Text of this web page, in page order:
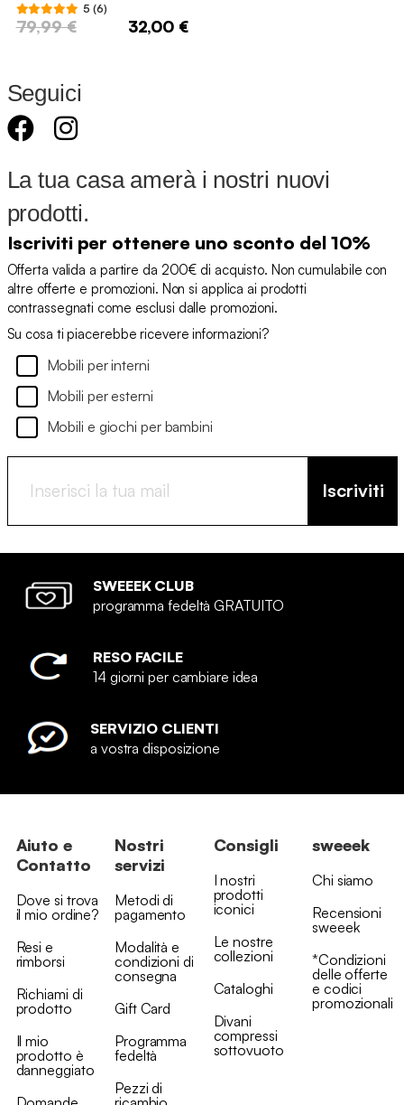
5 (6)
79,99 € 32,00 €
Seguici
La tua casa amerà i nostri nuovi
prodotti.
Iscriviti per ottenere uno sconto del 10%
Offerta valida a partire da 200€ di acquisto. Non cumulabile con
altre offerte e promozioni. Non si applica ai prodotti
contrassegnati come esclusi dalle promozioni.
Su cosa ti piacerebbe ricevere informazioni?
Mobili per interni
Mobili per esterni
Mobili e giochi per bambini
Iscriviti
SWEEEK CLUB
programma fedeltà GRATUITO
RESO FACILE
14 giorni per cambiare idea
SERVIZIO CLIENTI
a vostra disposizione
Aiuto e
Contatto
Dove si trova
il mio ordine?
Resi e
rimborsi
Richiami di
prodotto
Il mio
prodotto è
danneggiato
Nostri
servizi
Metodi di
pagamento
Modalità e
condizioni di
consegna
Gift Card
Programma
fedeltà
Pezzi di
Consigli
I nostri
prodotti
iconici
Le nostre
collezioni
Cataloghi
Divani
compressi
sottovuoto
sweeek
Chi siamo
Recensioni
sweeek
*Condizioni
delle offerte
e codici
promozionali